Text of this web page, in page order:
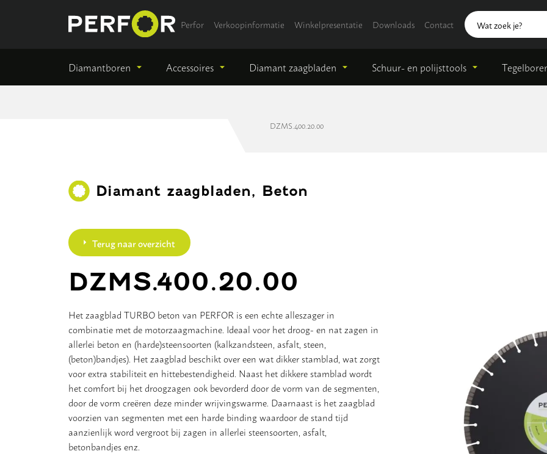
Perfor Verkoopinformatie Winkelpresentatie Downloads Contact
Diamantboren Accessoires Diamant zaagbladen Schuur- en polijsttools
DZMS.400.20.00
Diamant zaagbladen, Beton
Terug naar overzicht
DZMS.400.20.00
Het zaagblad TURBO beton van PERFOR is een echte alleszager in
combinatie met de motorzaagmachine. Ideaal voor het droog- en nat zagen in
allerlei beton en (harde)steensoorten (kalkzandsteen, asfalt, steen,
(beton)bandjes). Het zaagblad beschikt over een wat dikker stamblad, wat zorgt
voor extra stabiliteit en hittebestendigheid. Naast het dikkere stamblad wordt
het comfort bij het droogzagen ook bevorderd door de vorm van de segmenten,
door de vorm creëren deze minder wrijvingswarme. Daarnaast is het zaagblad
voorzien van segmenten met een harde binding waardoor de stand tijd
aanzienlijk word vergroot bij zagen in allerlei steensoorten, asfalt,
betonbandjes enz.